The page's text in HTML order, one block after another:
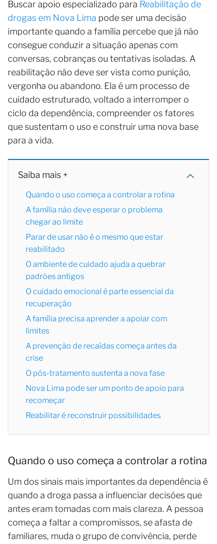
Buscar apoio especializado para Reabilitação de
drogas em Nova Lima pode ser uma decisão
importante quando a família percebe que já não
consegue conduzir a situação apenas com
conversas, cobranças ou tentativas isoladas. A
reabilitação não deve ser vista como punição,
vergonha ou abandono. Ela é um processo de
cuidado estruturado, voltado a interromper o
ciclo da dependência, compreender os fatores
que sustentam o uso e construir uma nova base
para a vida.
Saiba mais +
Quando o uso começa a controlar a rotina
A família não deve esperar o problema
chegar ao limite
Parar de usar não é o mesmo que estar
reabilitado
O ambiente de cuidado ajuda a quebrar
padrões antigos
O cuidado emocional é parte essencial da
recuperação
A família precisa aprender a apoiar com
limites
A prevenção de recaídas começa antes da
crise
O pós-tratamento sustenta a nova fase
Nova Lima pode ser um ponto de apoio para
recomeçar
Reabilitar é reconstruir possibilidades
Quando o uso começa a controlar a rotina
Um dos sinais mais importantes da dependência é
quando a droga passa a influenciar decisões que
antes eram tomadas com mais clareza. A pessoa
começa a faltar a compromissos, se afasta de
familiares, muda o grupo de convivência, perde